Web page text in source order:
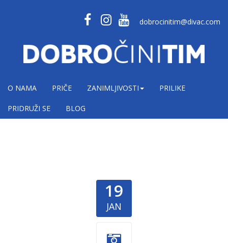
dobrocinitim@divac.com
O NAMA PRIČE ZANIMLJIVOSTI PRILIKE
PRIDRUŽI SE BLOG
19
JAN